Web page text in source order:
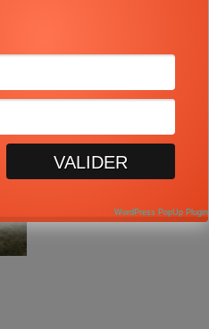
WordPress PopUp Plugin